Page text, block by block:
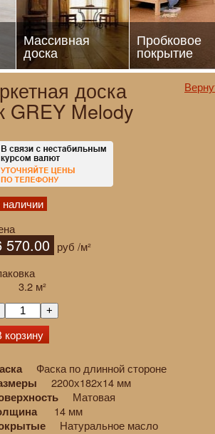
Массивная
доска
Пробковое
покрытие
доска
GREY Melody
570.00 руб /м²
3.2 м²
+
корзину
Фаска по длинной стороне
2200х182х14 мм
Матовая
14 мм
Натуральное масло